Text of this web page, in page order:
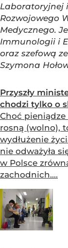
Laboratoryjnej
Rozwojowego
Medycznego.
Immunologii i
oraz szefową
Szymona
Przyszły
chodzi tylko o
Choć
rosną (wolno),
wydłużenie
nie odważyła
w Polsce
zachodnich....